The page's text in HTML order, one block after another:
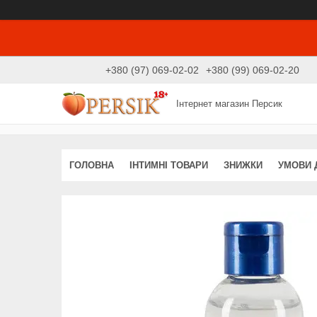
+380 (97) 069-02-02 +380 (99) 069-02-20
Інтернет магазин Персик
ГОЛОВНА ІНТИМНІ ТОВАРИ ЗНИЖКИ УМОВИ